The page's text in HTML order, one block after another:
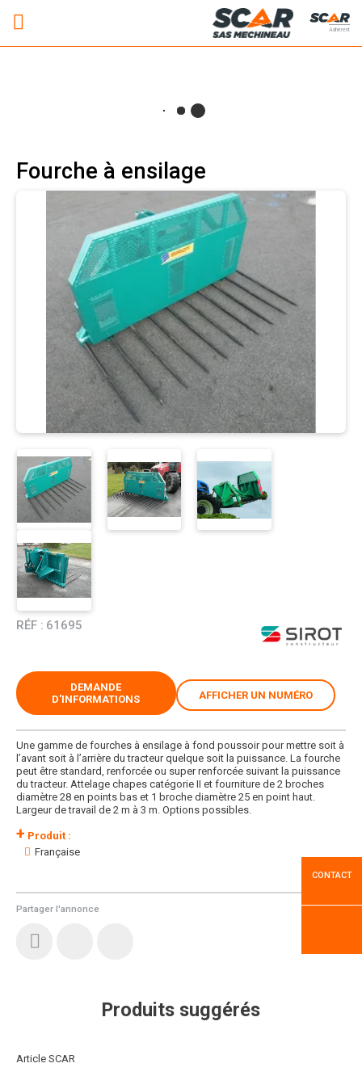
Adhérent
Fourche à ensilage
RÉF : 61695
+ Produit :
Française
Partager l'annonce
Une gamme de fourches à ensilage à fond poussoir pour mettre soit à
l’avant soit à l’arrière du tracteur quelque soit la puissance. La fourche
peut être standard, renforcée ou super renforcée suivant la puissance
du tracteur. Attelage chapes catégorie II et fourniture de 2 broches
diamètre 28 en points bas et 1 broche diamètre 25 en point haut.
Largeur de travail de 2 m à 3 m. Options possibles.
DEMANDE
D'INFORMATIONS
AFFICHER UN NUMÉRO
Produits suggérés
Article SCAR
CONTACT